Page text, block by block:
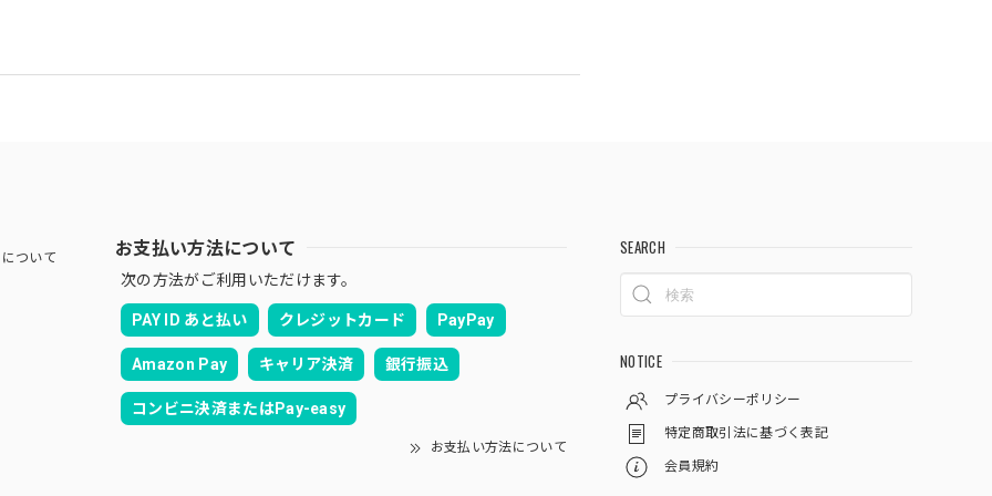
ついて お支払い方法について
次の方法がご利用いただけます。
PAY ID あと払い クレジットカード PayPay
Amazon Pay キャリア決済 銀行振込
コンビニ決済またはPay-easy
お支払い方法について
SEARCH
NOTICE
プライバシーポリシー
特定商取引法に基づく表記
会員規約